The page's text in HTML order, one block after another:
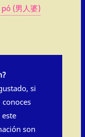
(男人婆)
si
son